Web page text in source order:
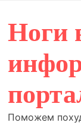
содержимому
Ноги
Поможем